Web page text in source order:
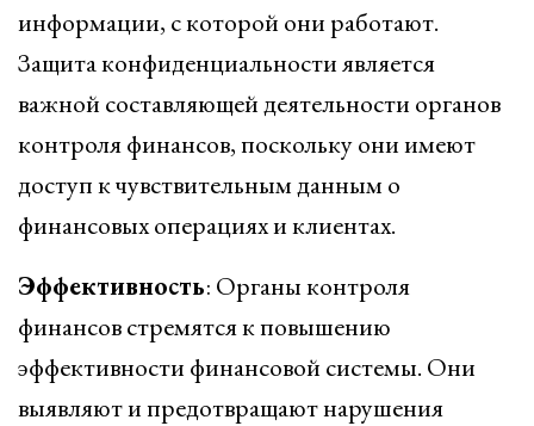
информации, с которой они работают.
Защита конфиденциальности является
важной составляющей деятельности органов
контроля финансов, поскольку они имеют
доступ к чувствительным данным о
финансовых операциях и клиентах.
Эффективность: Органы контроля
финансов стремятся к повышению
эффективности финансовой системы. Они
выявляют и предотвращают нарушения